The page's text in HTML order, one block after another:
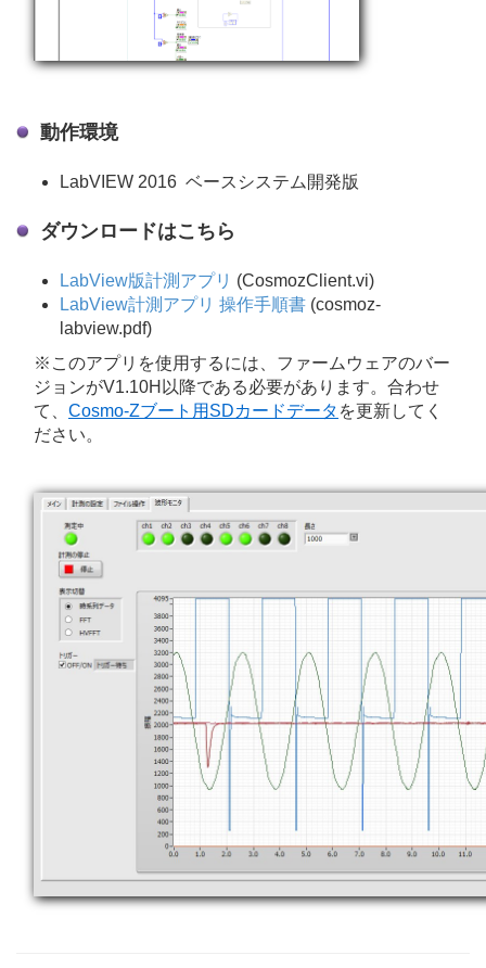
動作環境
LabVIEW 2016 ベースシステム開発版
ダウンロードはこちら
LabView版計測アプリ (CosmozClient.vi)
LabView計測アプリ 操作手順書 (cosmoz-
labview.pdf)
※このアプリを使用するには、ファームウェアのバー
ジョンがV1.10H以降である必要があります。合わせ
て、 Cosmo-Zブート用SDカードデータ を更新してく
ださい。